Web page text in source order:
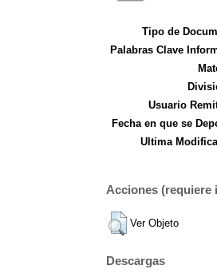
Tipo de
Palabras Clave
Usuario
Fecha en que se
Ultima
Acciones (requiere
Ver Objeto
Descargas